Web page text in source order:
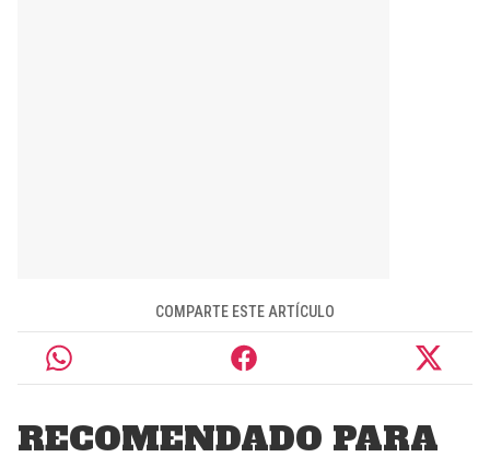
COMPARTE ESTE ARTÍCULO
RECOMENDADO PARA